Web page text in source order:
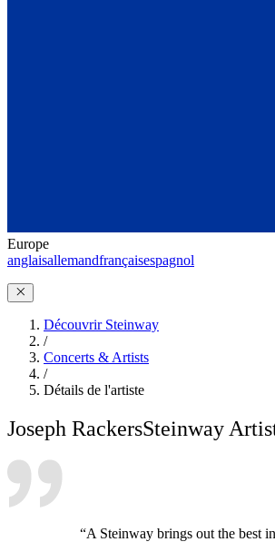
Europe
anglaisallemandfrançaisespagnol
Découvrir Steinway
/
Concerts & Artists
/
Détails de l'artiste
Joseph RackersSteinway
“A Steinway brings out the best